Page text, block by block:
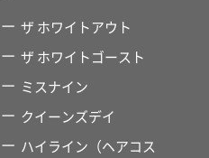
ザ ホワイトアウト
ザ ホワイトゴースト
ミスナイン
クイーンズデイ
ハイライン（ヘアコス